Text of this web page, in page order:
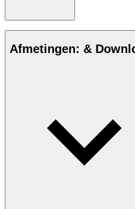
De Deense meubelontwerper
vakmanschap en
Afmetingen: &